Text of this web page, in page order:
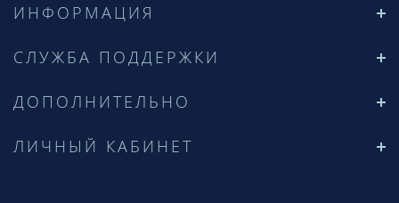
ИНФОРМАЦИЯ
СЛУЖБА ПОДДЕРЖКИ
ДОПОЛНИТЕЛЬНО
ЛИЧНЫЙ КАБИНЕТ